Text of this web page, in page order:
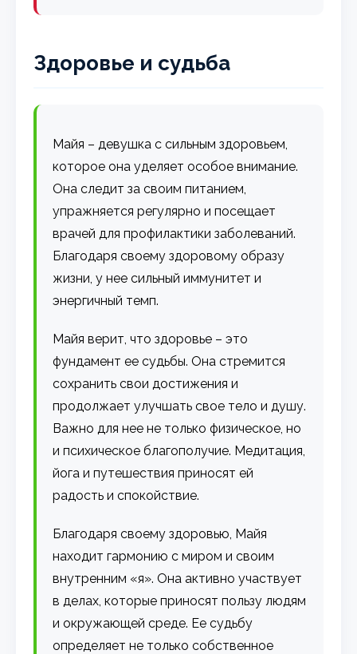
Здоровье и судьба
Майя – девушка с сильным здоровьем,
которое она уделяет особое внимание.
Она следит за своим питанием,
упражняется регулярно и посещает
врачей для профилактики заболеваний.
Благодаря своему здоровому образу
жизни, у нее сильный иммунитет и
энергичный темп.
Майя верит, что здоровье – это
фундамент ее судьбы. Она стремится
сохранить свои достижения и
продолжает улучшать свое тело и душу.
Важно для нее не только физическое, но
и психическое благополучие. Медитация,
йога и путешествия приносят ей
радость и спокойствие.
Благодаря своему здоровью, Майя
находит гармонию с миром и своим
внутренним «я». Она активно участвует
в делах, которые приносят пользу людям
и окружающей среде. Ее судьбу
определяет не только собственное